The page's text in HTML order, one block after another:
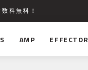
料無料！
AMP EFFECTOR